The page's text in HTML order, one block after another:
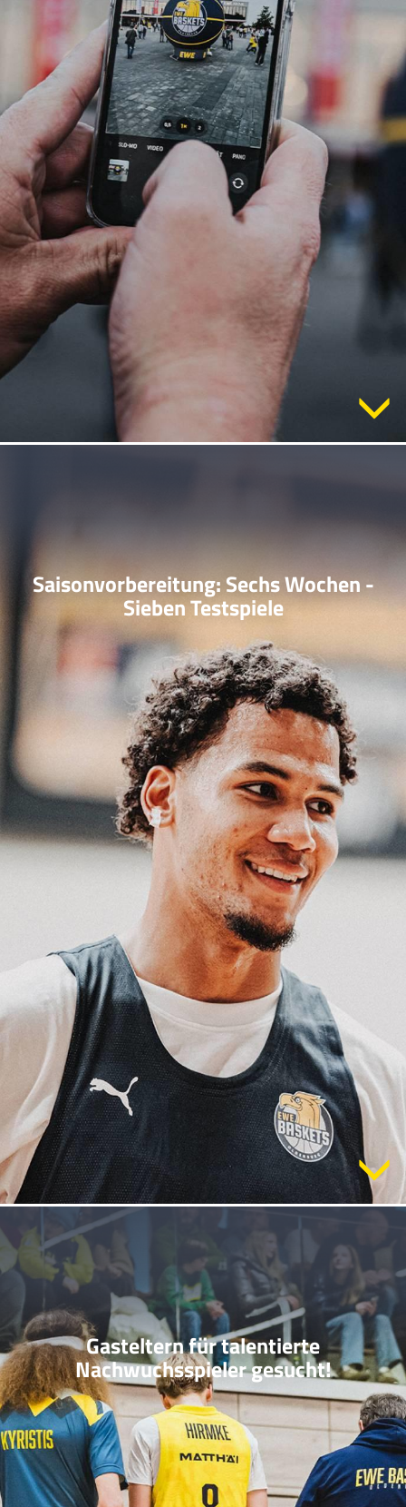
Saisonvorbereitung: Sechs Wochen -
Sieben Testspiele
Gasteltern für talentierte
Nachwuchsspieler gesucht!